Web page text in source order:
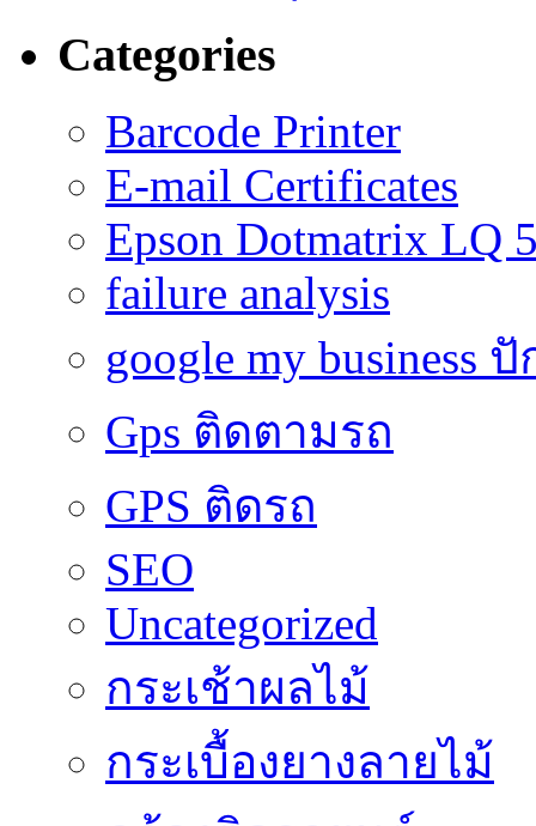
Categories
Barcode Printer
E-mail Certificates
Epson Dotmatrix LQ
failure analysis
google my business
Gps ติดตามรถ
GPS ติดรถ
SEO
Uncategorized
กระเช้าผลไม้
กระเบื้องยางลายไม้